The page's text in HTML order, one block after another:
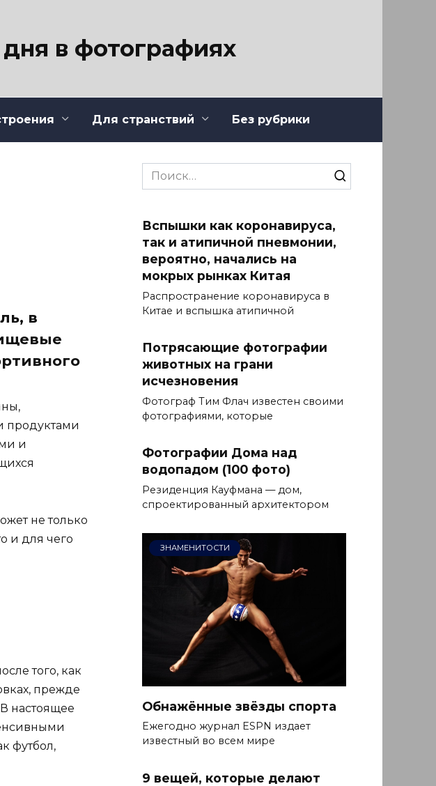
в фотографиях
Для странствий Без рубрики
в
продуктами
и
не только
и для чего
того, как
прежде
настоящее
футбол,
Search
for:
Вспышки как коронавируса,
так и атипичной пневмонии,
вероятно, начались на
мокрых рынках Китая
Распространение коронавируса в
Китае и вспышка атипичной
Потрясающие фотографии
животных на грани
исчезновения
Фотограф Тим Флач известен своими
фотографиями, которые
Фотографии Дома над
водопадом (100 фото)
Резиденция Кауфмана — дом,
спроектированный архитектором
ЗНАМЕНИТОСТИ
Обнажённые звёзды спорта
Ежегодно журнал ESPN издает
известный во всем мире
9 вещей, которые делают